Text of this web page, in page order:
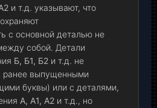
и т.д. указывают, что
с основной деталью не
собой. Детали
Б, Б1, Б2 и т.д. не
ранее выпущенными
буквы) или с деталями,
А, А1, А2 и т.д., но